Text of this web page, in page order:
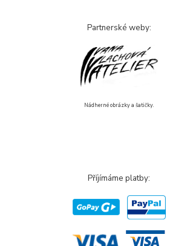
Partnerské weby:
Nádherné obrázky a šatičky.
Příjímáme platby: